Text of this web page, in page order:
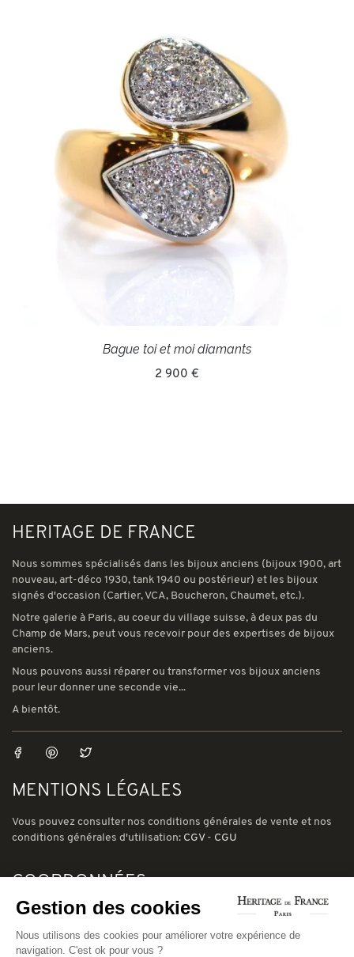
Bague toi et moi diamants
2 900 €
HERITAGE DE FRANCE
Nous sommes spécialisés dans les bijoux anciens (bijoux 1900, art
nouveau, art-déco 1930, tank 1940 ou postérieur) et les bijoux
signés d'occasion (Cartier, VCA, Boucheron, Chaumet, etc.).
Notre galerie à Paris, au coeur du village suisse, à deux pas du
Champ de Mars, peut vous recevoir pour des expertises de bijoux
anciens.
Nous pouvons aussi réparer ou transformer vos bijoux anciens
pour leur donner une seconde vie...
A bientôt.
MENTIONS LÉGALES
Vous pouvez consulter nos conditions générales de vente et nos
conditions générales d'utilisation: CGV- CGU
COORDONNÉES
78 avenue de Suffren 75015 Paris
Phone: (00) 33 1 43 56 03 01
Gestion des cookies
Nous utilisons des cookies pour améliorer votre expérience de
navigation. C'est ok pour vous ?